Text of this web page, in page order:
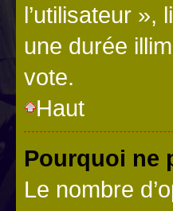
l’utilisateur
une durée
vote.
Haut
Pourquoi ne
Le nombre